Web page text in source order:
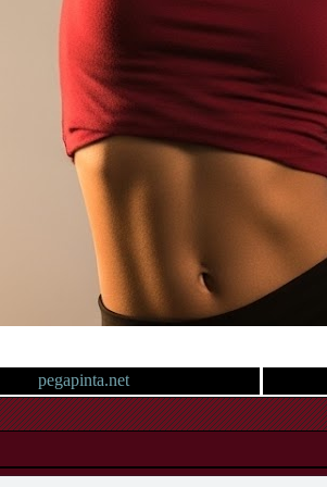
pegapinta.net